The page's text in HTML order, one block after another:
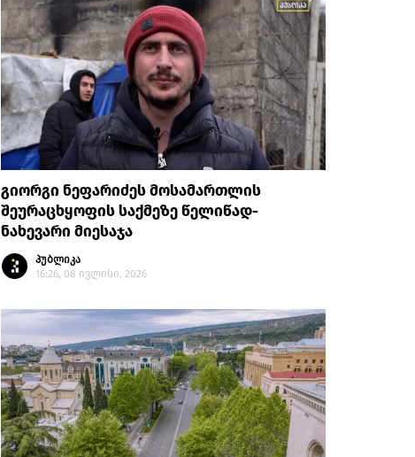
გიორგი ნეფარიძეს მოსამართლის
შეურაცხყოფის საქმეზე წელიწად-
ნახევარი მიესაჯა
პუბლიკა
16:26, 08 ივლისი, 2026